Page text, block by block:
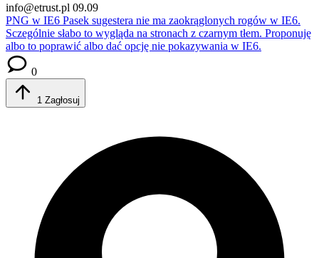
info@etrust.pl 09.09
PNG w IE6 Pasek sugestera nie ma zaokrąglonych rogów w IE6.
Sczególnie słabo to wygląda na stronach z czarnym tłem. Proponuję
albo to poprawić albo dać opcję nie pokazywania w IE6.
0
1 Zagłosuj